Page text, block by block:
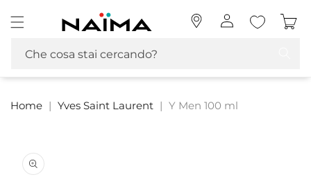
direttamente
ai contenuti
Accedi Carrello
Che cosa stai cercando?
Home | Yves Saint Laurent | Y Men 100 ml
informazioni
sul prodotto